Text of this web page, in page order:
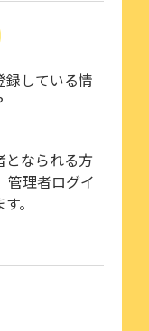
録している情
となられる方
管理者ログイ
。